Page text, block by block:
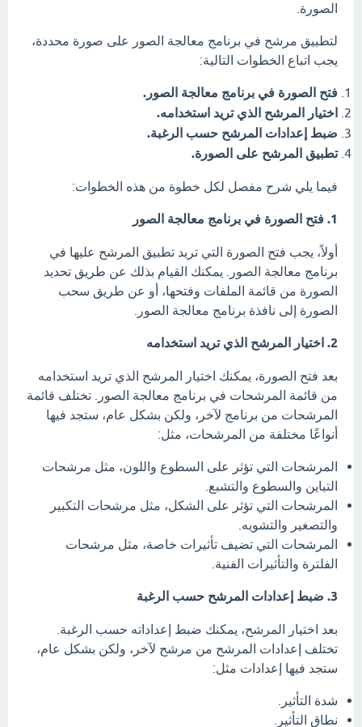
الصورة.
لتطبيق مرشح في برنامج معالجة الصور على صورة محددة،
يجب اتباع الخطوات التالية:
فتح الصورة في برنامج معالجة الصور.
اختيار المرشح الذي تريد استخدامه.
ضبط إعدادات المرشح حسب الرغبة.
تطبيق المرشح على الصورة.
فيما يلي شرح مفصل لكل خطوة من هذه الخطوات:
1. فتح الصورة في برنامج معالجة الصور
أولاً، يجب فتح الصورة التي تريد تطبيق المرشح عليها في
برنامج معالجة الصور. يمكنك القيام بذلك عن طريق تحديد
الصورة من قائمة الملفات وفتحها، أو عن طريق سحب
الصورة إلى نافذة برنامج معالجة الصور.
2. اختيار المرشح الذي تريد استخدامه
بعد فتح الصورة، يمكنك اختيار المرشح الذي تريد استخدامه
من قائمة المرشحات في برنامج معالجة الصور. تختلف قائمة
المرشحات من برنامج لآخر، ولكن بشكل عام، ستجد فيها
أنواعًا مختلفة من المرشحات، مثل:
المرشحات التي تؤثر على السطوع واللون، مثل مرشحات
التباين والسطوع والتشبع.
المرشحات التي تؤثر على الشكل، مثل مرشحات التكبير
والتصغير والتشويه.
المرشحات التي تضيف تأثيرات خاصة، مثل مرشحات
الفلترة والتأثيرات الفنية.
3. ضبط إعدادات المرشح حسب الرغبة
بعد اختيار المرشح، يمكنك ضبط إعداداته حسب الرغبة.
تختلف إعدادات المرشح من مرشح لآخر، ولكن بشكل عام،
ستجد فيها إعدادات مثل:
شدة التأثير.
نطاق التأثير.